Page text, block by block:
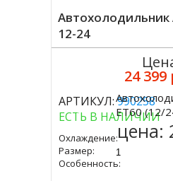
Автохолодильник
12-24
АРТИКУЛ:990258
ЕСТЬ В НАЛИЧИИ
Охлаждение:
Размер:
Особенность:
24 399
Купить
ЕT60 (12/
цена: